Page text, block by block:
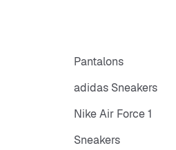
Pantalons
adidas Sneakers
Nike Air Force 1
Sneakers